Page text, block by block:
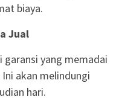
biaya.
Jual
garansi yang memadai
akan melindungi
hari.